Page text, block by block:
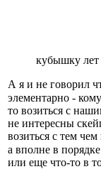
кубышку лет
А я и не говорил
элементарно -
то возиться с
не интересны
возиться с тем
а вполне в
или еще что-то в